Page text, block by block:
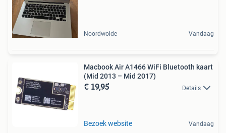
Noordwolde Vandaag
Macbook Air A1466 WiFi Bluetooth kaart
(Mid 2013 – Mid 2017)
€ 19,95 Details
Bezoek website Vandaag